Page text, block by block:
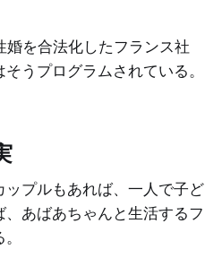
婚を合法化したフランス社
うプログラムされている。
プルもあれば、一人で子ど
あばあちゃんと生活するフ